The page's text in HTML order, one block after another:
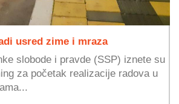
usred zime i mraza
slobode i pravde (SSP) iznete su
za početak realizacije radova u